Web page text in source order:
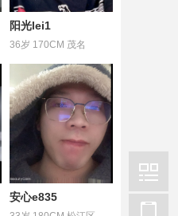
阳光lei1
36岁 170CM 茂名
安心e835